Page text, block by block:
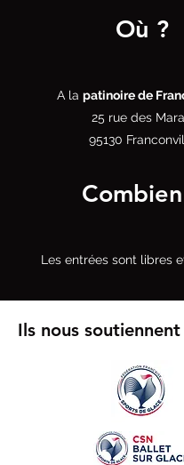
Où ?
A la patinoire de
25 rue des
95130
Les entrées sont libres
Ils nous soutiennent